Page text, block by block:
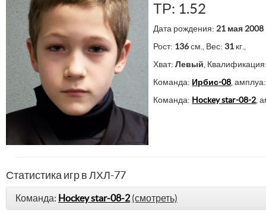
ТР: 1.52
Дата рождения: 21 мая 2008
Рост: 136см., Вес: 31 кг.,
Хват:Левый ,
Команда: Ирбис-08 ,
Команда: Hockey star-08-2 ,
Статистика игр в ЛХЛ-77
Команда: Hockey star-08-2 (смотреть)